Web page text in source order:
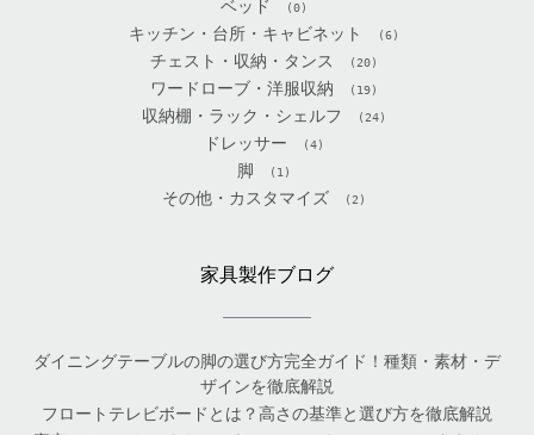
ベッド (0)
キッチン・台所・キャビネット (6)
チェスト・収納・タンス (20)
ワードローブ・洋服収納 (19)
収納棚・ラック・シェルフ (24)
ドレッサー (4)
脚 (1)
その他・カスタマイズ (2)
家具製作ブログ
ダイニングテーブルの脚の選び方完全ガイド！種類・素材・デ
ザインを徹底解説
フロートテレビボードとは？高さの基準と選び方を徹底解説